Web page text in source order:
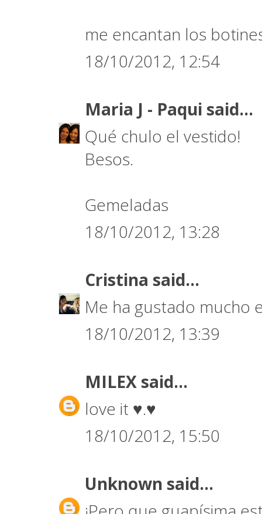
me encantan los
18/10/2012, 12:54
Maria J - Paqui said...
Qué chulo el vestido!
Besos.
Gemeladas
18/10/2012, 13:28
Cristina said...
Me ha gustado mucho
18/10/2012, 13:39
MILEX said...
love it ♥.♥
18/10/2012, 15:50
Unknown said...